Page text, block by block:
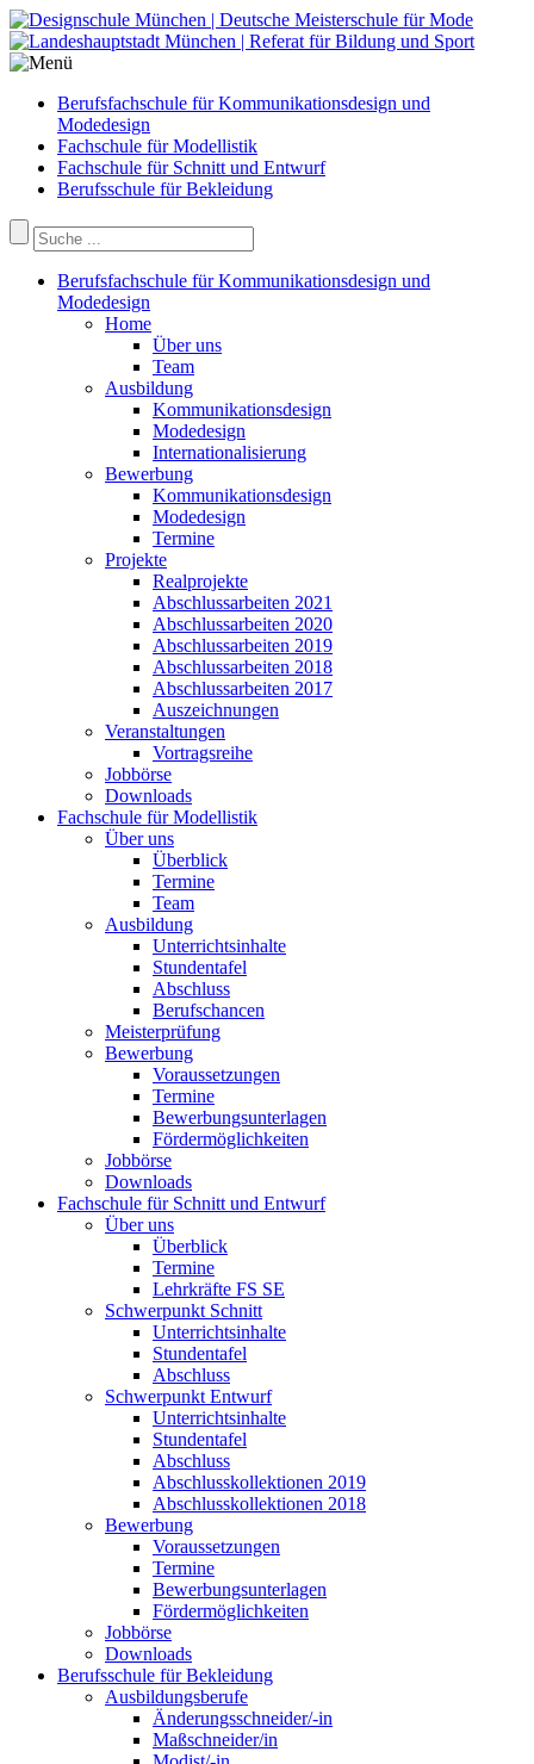
Berufsfachschule für Kommunikationsdesign und
Modedesign
Fachschule für Modellistik
Fachschule für Schnitt und Entwurf
Berufsschule für Bekleidung
Berufsfachschule für Kommunikationsdesign und
Modedesign
Home
Über uns
Team
Ausbildung
Kommunikationsdesign
Modedesign
Internationalisierung
Bewerbung
Kommunikationsdesign
Modedesign
Termine
Projekte
Realprojekte
Abschlussarbeiten 2021
Abschlussarbeiten 2020
Abschlussarbeiten 2019
Abschlussarbeiten 2018
Abschlussarbeiten 2017
Auszeichnungen
Veranstaltungen
Vortragsreihe
Jobbörse
Downloads
Fachschule für Modellistik
Über uns
Überblick
Termine
Team
Ausbildung
Unterrichtsinhalte
Stundentafel
Abschluss
Berufschancen
Meisterprüfung
Bewerbung
Voraussetzungen
Termine
Bewerbungsunterlagen
Fördermöglichkeiten
Jobbörse
Downloads
Fachschule für Schnitt und Entwurf
Über uns
Überblick
Termine
Lehrkräfte FS SE
Schwerpunkt Schnitt
Unterrichtsinhalte
Stundentafel
Abschluss
Schwerpunkt Entwurf
Unterrichtsinhalte
Stundentafel
Abschluss
Abschlusskollektionen 2019
Abschlusskollektionen 2018
Bewerbung
Voraussetzungen
Termine
Bewerbungsunterlagen
Fördermöglichkeiten
Jobbörse
Downloads
Berufsschule für Bekleidung
Ausbildungsberufe
Änderungsschneider/-in
Maßschneider/in